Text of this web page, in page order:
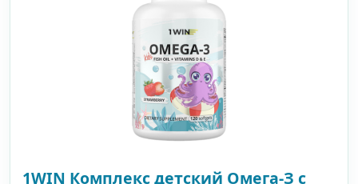
1WIN Комплекс детский Омега-З с